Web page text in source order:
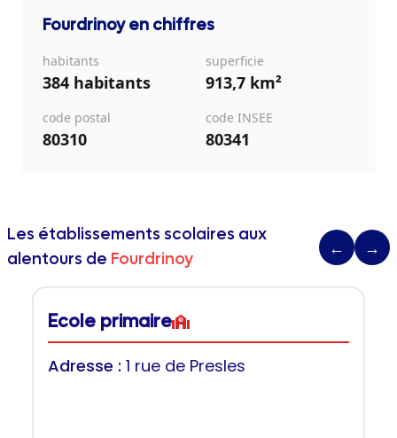
Fourdrinoyen chiffres
habitants
384 habitants
superficie
913,7 km²
code postal
80310
code INSEE
80341
Les établissements scolaires aux
alentours de Fourdrinoy
← →
Ecole primaire
Adresse : 1 rue de Presles